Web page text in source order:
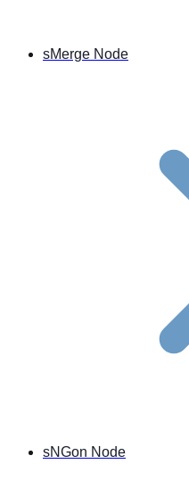
sMerge Node
sNGon Node